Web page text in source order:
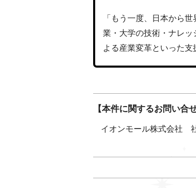
「もう一度、日本から
業・大学の技術・ナレ
よる産業変革といった
【本件に関するお問い合せ
イオンモール株式会社